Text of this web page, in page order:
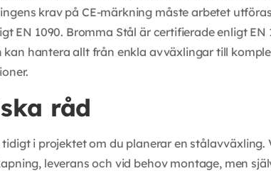
krav på CE-märkning måste arbetet
EN 1090. Bromma Stål är certifierade enligt EN
kan hantera allt från enkla avväxlingar till
råd
i projektet om du planerar en stålavväxling.
leverans och vid behov montage, men